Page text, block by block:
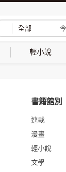
全部
輕小說
書籍館別
連載
漫畫
輕小說
文學